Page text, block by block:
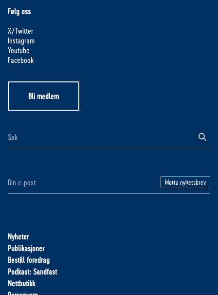
Følg oss
X/Twitter
Instagram
Youtube
Facebook
Bli medlem
Motta nyhetsbrev
Nyheter
Publikasjoner
Bestill foredrag
Podkast: Sandfast
Nettbutikk